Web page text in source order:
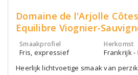
Domaine de l'Arjolle
Equilibre Viognier-
Smaakprofiel
Fris, expressief
Herkomst
Frankrijk -
Heerlijk lichtvoetige smaak van